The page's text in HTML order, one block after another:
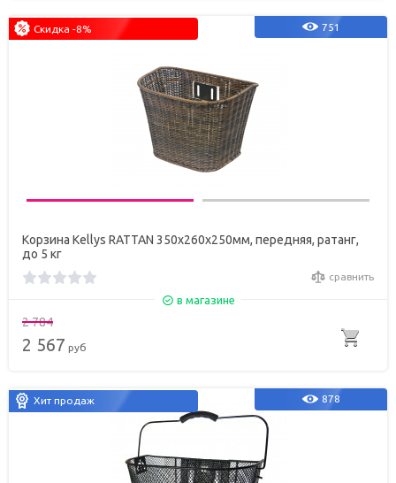
751
Скидка -8%
Корзина Kellys RATTAN 350х260х250мм, передняя, ратанг,
до 5 кг
сравнить
в магазине
2 784
2 567 руб
878
Хит продаж